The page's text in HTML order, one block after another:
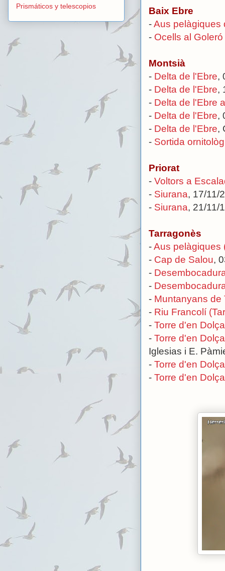
Baix Ebre
-Aus pelàgiques
- Ocells al
Montsià
- Delta de l'Ebre,
- Delta de l'Ebre,
- Delta de l'Ebre
- Delta de l'Ebre,
- Delta de l'Ebre,
- Sortida
Priorat
- Voltors a
- Siurana, 17/11/
- Siurana, 21/11/
Tarragonès
-Aus pelàgiques
- Cap de Salou,
-
-
- Muntanyans de
- Riu Francolí
- Torre d'en
- Torre d'en
Iglesias i E.
- Torre d'en
- Torre d'en
Prismáticos y telescopios